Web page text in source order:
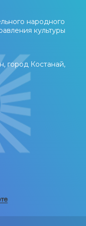
народного
культуры
город Костанай,